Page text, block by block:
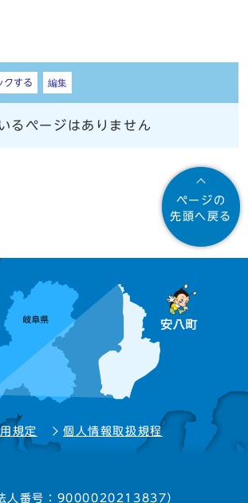
クする 編集
るページはありません
ページの
先頭へ戻る
規定 個人情報取扱規程
人番号：9000020213837）